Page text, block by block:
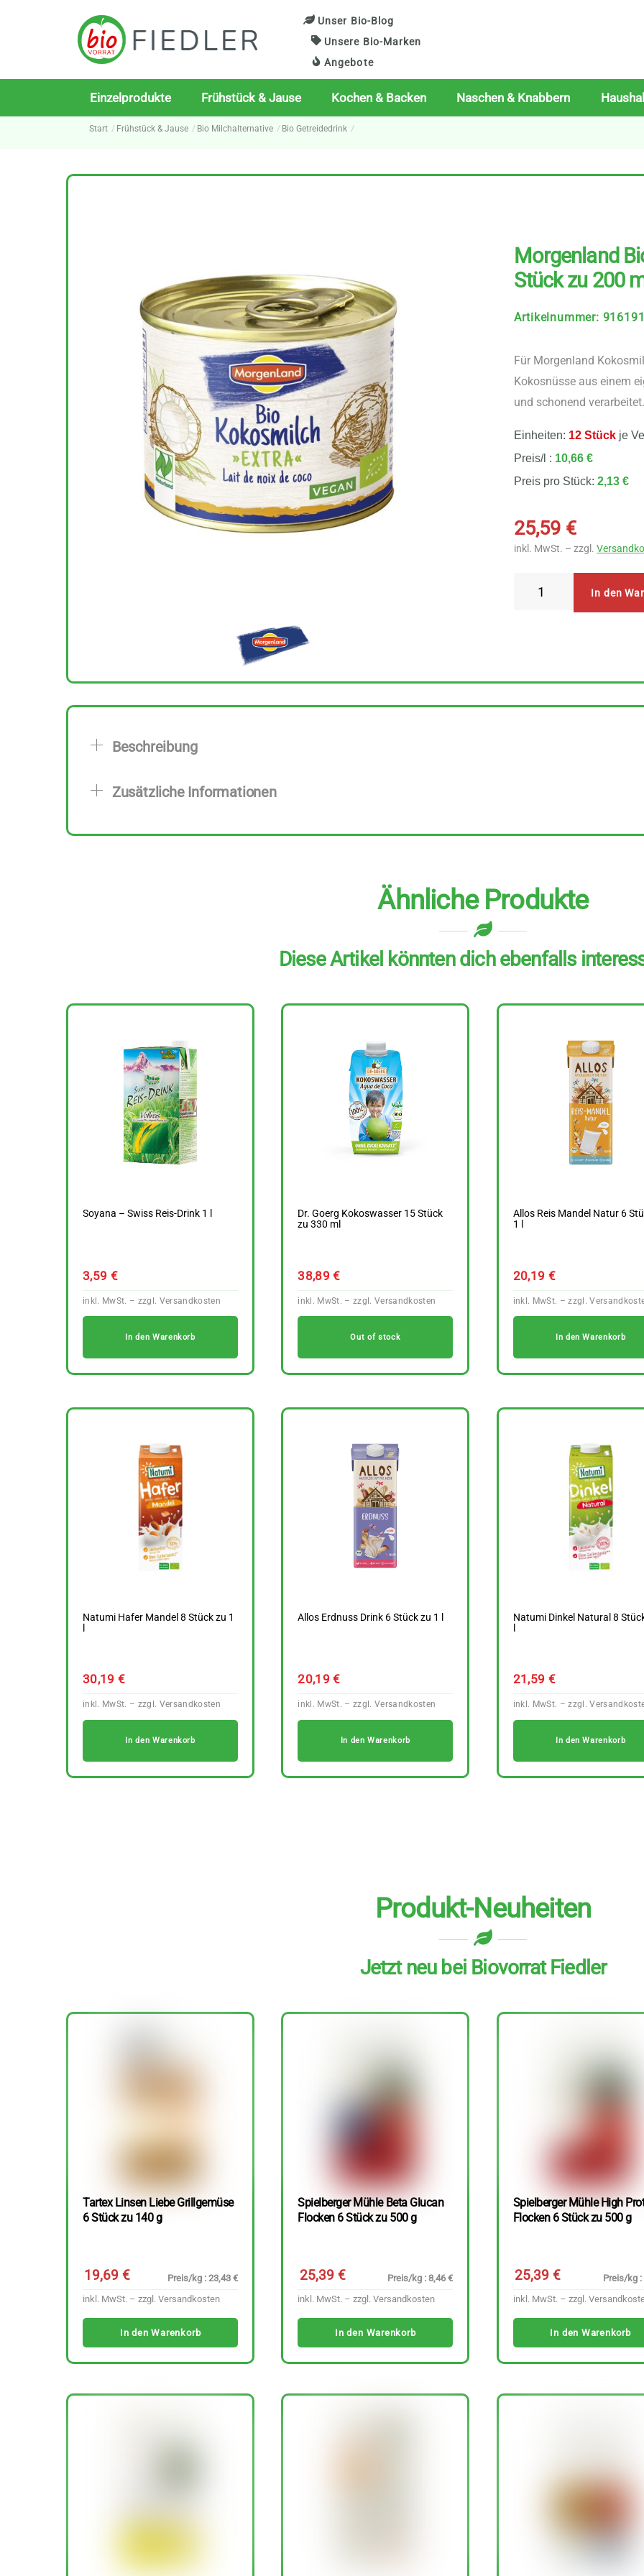
Unser Bio-Blog
Unsere Bio-Marken
Angebote
Einzelprodukte Frühstück & Jause Kochen & Backen Naschen & Knabbern
Start Frühstück & Jause Bio Milchalternative Bio Getreidedrink
Morgenland
Stück zu 200
Artikelnummer:
Für Morgenland
Kokosnüsse aus einem
und schonend verarbeitet.
Einheiten: 12 Stück je
Preis/l : 10,66 €
Preis pro Stück:2,13 €
25,59 €
inkl. MwSt. – zzgl.
Stück
zu
In den
Beschreibung
Zusätzliche Informationen
Ähnliche Produkte
Diese Artikel könnten dich ebenfalls
Soyana – Swiss Reis-Drink 1 l
3,59 €
In den Warenkorb
Dr. Goerg Kokoswasser 15 Stück
zu 330 ml
38,89€
Out of stock
Allos Reis Mandel Natur 6
1 l
20,19 €
In den Warenkorb
Natumi Hafer Mandel 8 Stück zu 1
30,19€
In den Warenkorb
Allos Erdnuss Drink 6 Stück zu 1 l
20,19€
In den Warenkorb
Natumi Dinkel Natural 8
21,59 €
In den Warenkorb
Produkt-Neuheiten
Jetzt neu bei Biovorrat Fiedler
Tartex Linsen Liebe Grillgemüse
6 Stück zu 140 g
19,69€
Preis/kg : 23,43 €
inkl. MwSt. – zzgl. Versandkosten
In den Warenkorb
Spielberger Mühle Beta Glucan
Flocken 6 Stück zu 500 g
25,39 €
Preis/kg : 8,46 €
inkl. MwSt. – zzgl.Versandkosten
In den Warenkorb
Spielberger Mühle High
Flocken 6 Stück zu 500 g
25,39 €
Preis/kg :
inkl. MwSt. – zzgl.
In den Warenkorb